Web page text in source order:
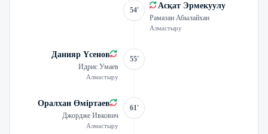
54' Асқат Эрмекуулу
Рамазан Абылайхан
Алмастыру
Данияр Үсенов
Идрис Умаев
Алмастыру
55'
Оралхан Өміртаев
Джордже Ивкович
Алмастыру
61'